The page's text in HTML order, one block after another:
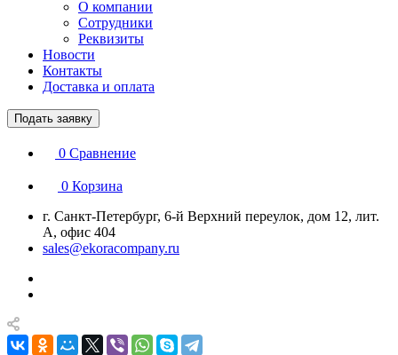
О компании
Сотрудники
Реквизиты
Новости
Контакты
Доставка и оплата
Подать заявку
0 Сравнение
0 Корзина
г. Санкт-Петербург, 6-й Верхний переулок, дом 12, лит.
А, офис 404
sales@ekoracompany.ru